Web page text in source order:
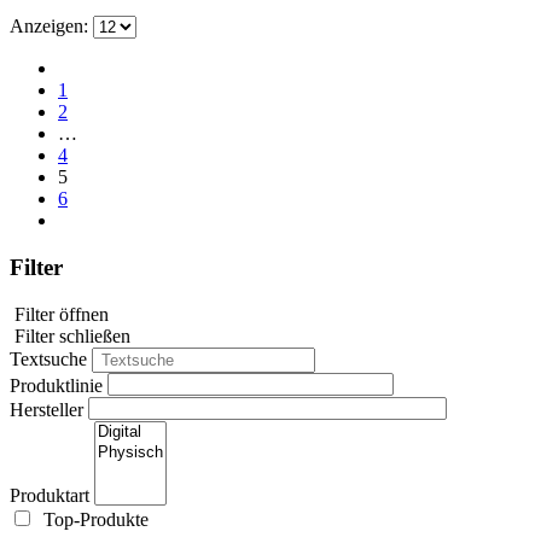
Anzeigen:
1
2
…
4
5
6
Filter
Filter öffnen
Filter schließen
Textsuche
Produktlinie
Hersteller
Produktart
Top-Produkte